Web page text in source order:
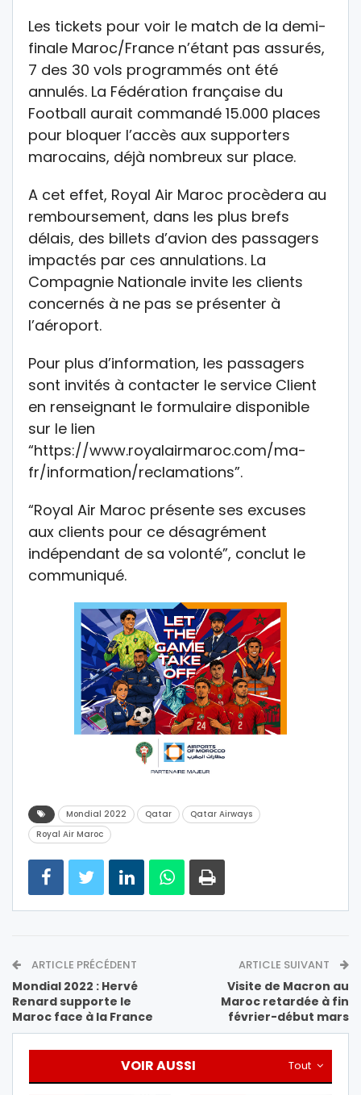
Les tickets pour voir le match de la demi-
finale Maroc/France n’étant pas assurés,
7 des 30 vols programmés ont été
annulés. La Fédération française du
Football aurait commandé 15.000 places
pour bloquer l’accès aux supporters
marocains, déjà nombreux sur place.
A cet effet, Royal Air Maroc procèdera au
remboursement, dans les plus brefs
délais, des billets d’avion des passagers
impactés par ces annulations. La
Compagnie Nationale invite les clients
concernés à ne pas se présenter à
l’aéroport.
Pour plus d’information, les passagers
sont invités à contacter le service Client
en renseignant le formulaire disponible
sur le lien
“https://www.royalairmaroc.com/ma-
fr/information/reclamations”.
“Royal Air Maroc présente ses excuses
aux clients pour ce désagrément
indépendant de sa volonté”, conclut le
communiqué.
Mondial 2022 Qatar
Qatar Airways
Royal Air Maroc
ARTICLE PRÉCÉDENT
Mondial 2022 : Hervé
Renard supporte le
Maroc face à la France
ARTICLE SUIVANT
Visite de Macron au
Maroc retardée à fin
février-début mars
Tout
VOIR AUSSI